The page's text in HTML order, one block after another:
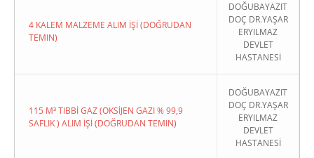
4 KALEM MALZEME ALIM İŞİ (DOĞRUDAN
TEMIN)
DOĞUBAYAZIT
DOÇ DR.YAŞAR
ERYILMAZ
DEVLET
HASTANESİ
115 M³ TIBBİ GAZ (OKSİJEN GAZI % 99,9
SAFLIK ) ALIM İŞİ (DOĞRUDAN TEMIN)
DOĞUBAYAZIT
DOÇ DR.YAŞAR
ERYILMAZ
DEVLET
HASTANESİ